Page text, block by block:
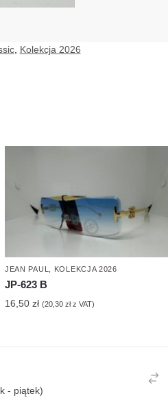
, Kolekcja 2026
JEAN PAUL, KOLEKCJA 2026
JP-623 B
16,50 zł (20,30 złz VAT)
- piątek)